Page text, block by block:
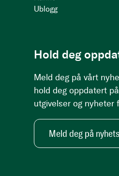
Ublogg
Hold deg
Meld deg på vårt
hold deg oppdatert
utgivelser og nyheter
Meld deg på